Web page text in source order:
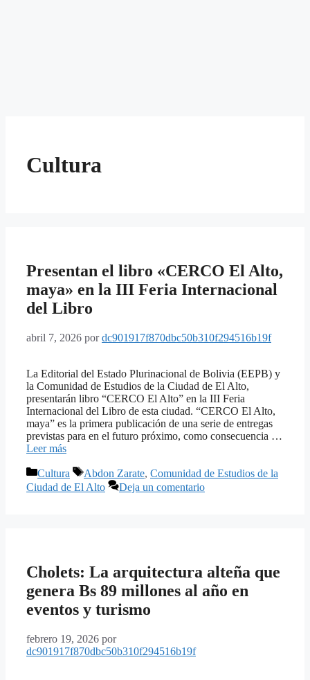
Cultura
Presentan el libro «CERCO El Alto,
maya» en la III Feria Internacional
del Libro
abril 7, 2026 pordc901917f870dbc50b310f294516b19f
La Editorial del Estado Plurinacional de Bolivia (EEPB) y
la Comunidad de Estudios de la Ciudad de El Alto,
presentarán libro “CERCO El Alto” en la III Feria
Internacional del Libro de esta ciudad. “CERCO El Alto,
maya” es la primera publicación de una serie de entregas
previstas para en el futuro próximo, como consecuencia …
Leer más
Categorías
Cultura Etiquetas
Abdon Zarate, Comunidad de Estudios de la
Ciudad de El Alto
Deja un comentario
Cholets: La arquitectura alteña que
genera Bs 89 millones al año en
eventos y turismo
febrero 19, 2026 por
dc901917f870dbc50b310f294516b19f